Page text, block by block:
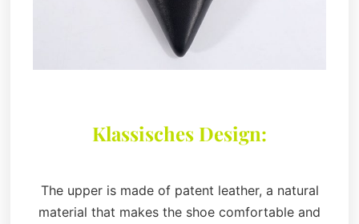
Klassisches Design:
The upper is made of patent leather, a natural
material that makes the shoe comfortable and